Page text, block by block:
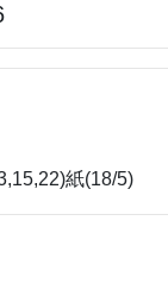
紙(18/5)